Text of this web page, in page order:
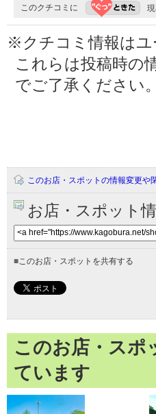
このクチコミに 現
※クチコミ情報はユ
これらは投稿時の
でご了承ください。
このお店・スポットの情報変更や
お店・スポット
■ このお店・スポットを共有する
このお店・スポ
ています